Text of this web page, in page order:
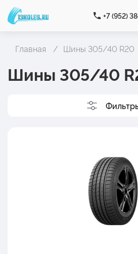
+7 (952)
Главная Шины 305/40 R20
Шины 305/40